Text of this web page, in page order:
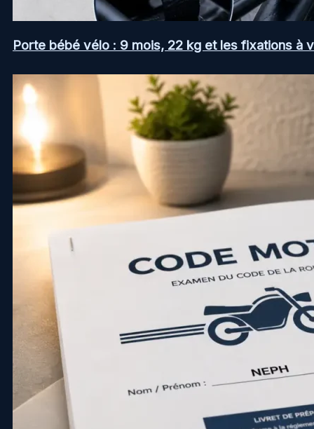
Porte bébé vélo : 9 mois, 22 kg et les fixations à